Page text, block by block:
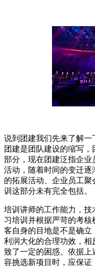
说到团建我们先来了解一
团建是团队建设的缩写
部分，现在团建泛指企
活动，随着时间的变迁
的拓展活动、企业员工
训这部分未有完全包括。
培训讲师的工作能力，
习培训并根据严苛的考
客自身的目地是不是确立
利润大化的合理功效，
致了一定的困惑。依据
容挑选新项目时，应保证